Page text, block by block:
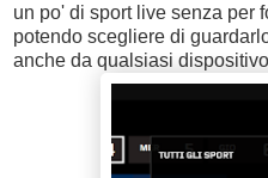
un po' di sport live senza per
potendo scegliere di
anche da qualsiasi